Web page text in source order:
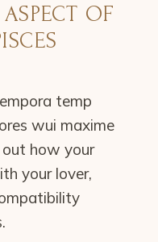
OF
temp
wui maxime
out how your
your lover,